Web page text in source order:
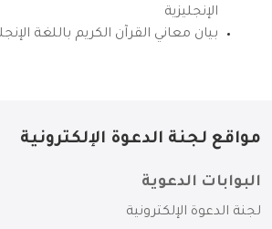
الإنجليزية
بيان معاني القرآن الكريم باللغة
مواقع لجنة الدعوة الإلكترونية
البوابات الدعوية
لجنة الدعوة الإلكترونية